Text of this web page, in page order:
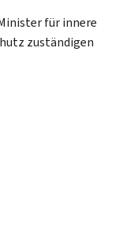
für innere
zuständigen